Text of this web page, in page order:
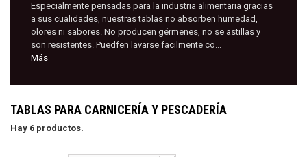
Especialmente pensadas para la industria alimentaria gracias
a sus cualidades, nuestras tablas no absorben humedad,
olores ni sabores. No producen gérmenes, no se astillas y
son resistentes. Puedfen lavarse facilmente co...
Más
TABLAS PARA CARNICERÍA Y PESCADERÍA
Hay 6 productos.